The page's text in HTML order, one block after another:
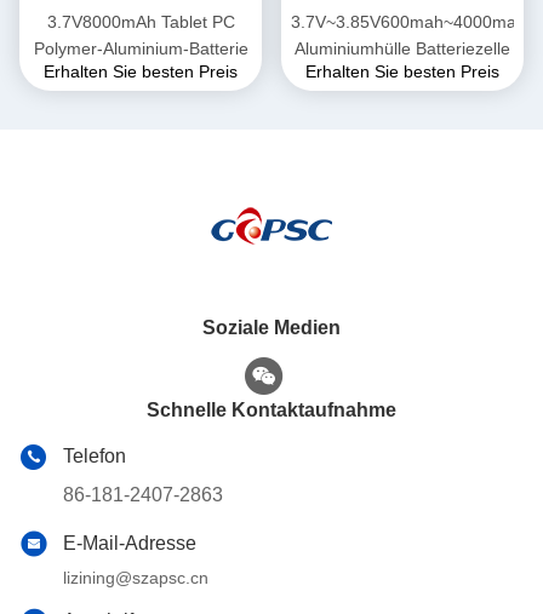
3.7V8000mAh Tablet PC
Polymer-Aluminium-Batterie
Erhalten Sie besten Preis
3.7V~3.85V600mah~4000mah
Aluminiumhülle Batteriezelle
Erhalten Sie besten Preis
Soziale Medien
Schnelle Kontaktaufnahme
Telefon
86-181-2407-2863
E-Mail-Adresse
lizining@szapsc.cn